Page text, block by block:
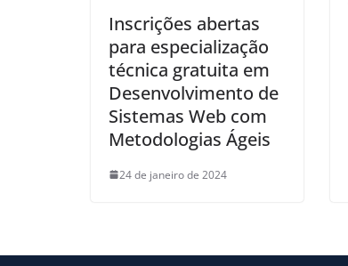
Inscrições abertas
para especialização
técnica gratuita em
Desenvolvimento de
Sistemas Web com
Metodologias Ágeis
24 de janeiro de 2024